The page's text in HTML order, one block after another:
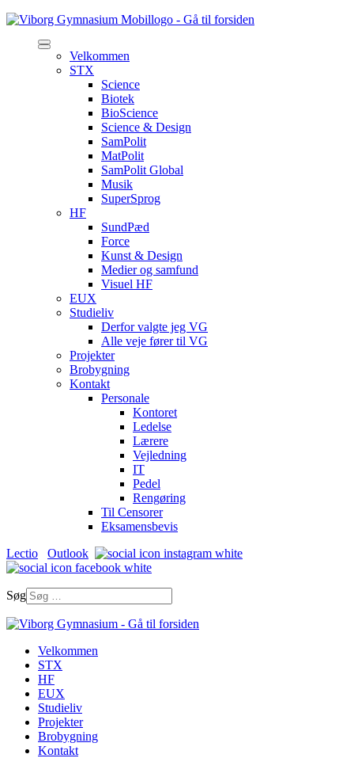
Velkommen
STX
Science
Biotek
BioScience
Science & Design
SamPolit
MatPolit
SamPolit Global
Musik
SuperSprog
HF
SundPæd
Force
Kunst & Design
Medier og samfund
Visuel HF
EUX
Studieliv
Derfor valgte jeg VG
Alle veje fører til VG
Projekter
Brobygning
Kontakt
Personale
Kontoret
Ledelse
Lærere
Vejledning
IT
Pedel
Rengøring
Til Censorer
Eksamensbevis
Lectio
Outlook
Søg
Velkommen
STX
HF
EUX
Studieliv
Projekter
Brobygning
Kontakt